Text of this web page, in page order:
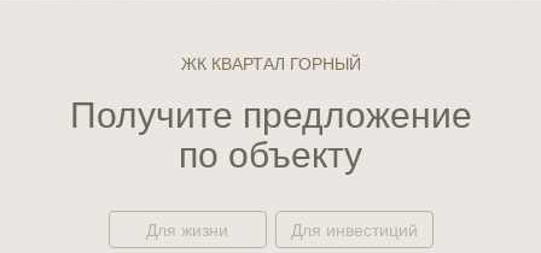
ЖК КВАРТАЛ ГОРНЫЙ
Получите предложение
по объекту
Для инвестиций
Для жизни